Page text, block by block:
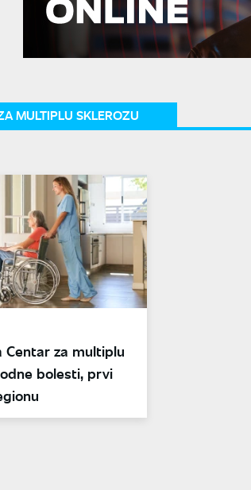
MULTIPLU SKLEROZU
Centar za multiplu
bolesti, prvi